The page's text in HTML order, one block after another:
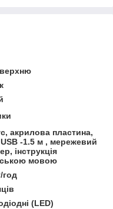
акрилова пластина,
-1.5 м , мережевий
інструкція
мовою
год
(LED)